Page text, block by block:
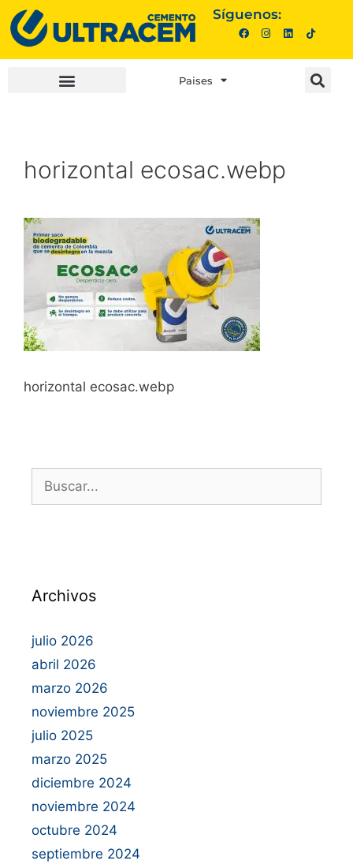
Síguenos:
Paises
horizontal ecosac.webp
horizontal ecosac.webp
Archivos
julio 2026
abril 2026
marzo 2026
noviembre 2025
julio 2025
marzo 2025
diciembre 2024
noviembre 2024
octubre 2024
septiembre 2024